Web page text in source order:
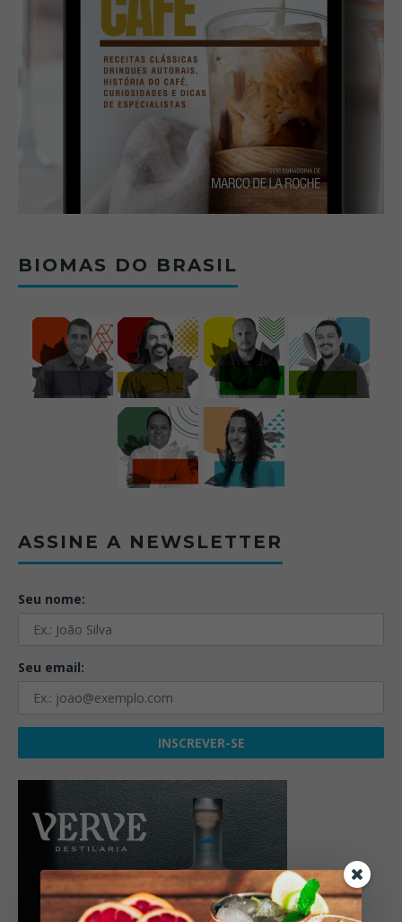
BIOMAS DO BRASIL
ASSINE A NEWSLETTER
Seu nome:
Seu email: